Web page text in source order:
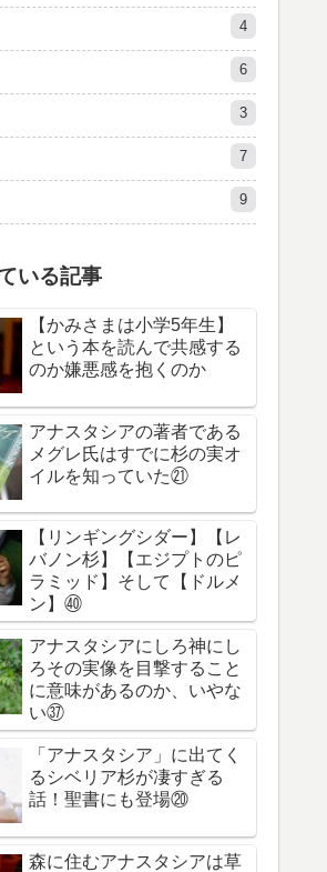
4
6
3
7
9
いる記事
【かみさまは小学5年生】
という本を読んで共感する
のか嫌悪感を抱くのか
アナスタシアの著者である
メグレ氏はすでに杉の実オ
イルを知っていた㉑
【リンギングシダー】【レ
バノン杉】【エジプトのピ
ラミッド】そして【ドルメ
ン】㊵
アナスタシアにしろ神にし
ろその実像を目撃すること
に意味があるのか、いやな
い㊲
「アナスタシア」に出てく
るシベリア杉が凄すぎる
話！聖書にも登場⑳
森に住むアナスタシアは草